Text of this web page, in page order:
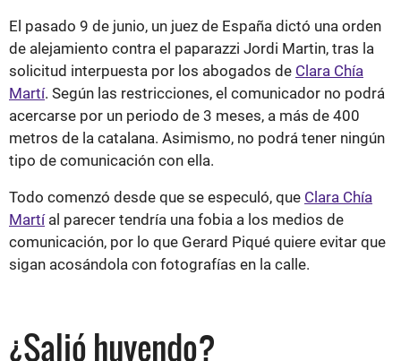
El pasado 9 de junio, un juez de España dictó una orden
de alejamiento contra el paparazzi Jordi Martin, tras la
solicitud interpuesta por los abogados de Clara Chía
Martí. Según las restricciones, el comunicador no podrá
acercarse por un periodo de 3 meses, a más de 400
metros de la catalana. Asimismo, no podrá tener ningún
tipo de comunicación con ella.
Todo comenzó desde que se especuló, que Clara Chía
Martíal parecer tendría una fobia a los medios de
comunicación, por lo que Gerard Piqué quiere evitar que
sigan acosándola con fotografías en la calle.
¿Salió huyendo?